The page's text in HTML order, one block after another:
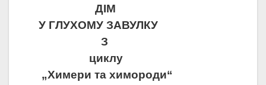
ДІМ
У ГЛУХОМУ ЗАВУЛКУ
З
циклу
„Химери та химороди“